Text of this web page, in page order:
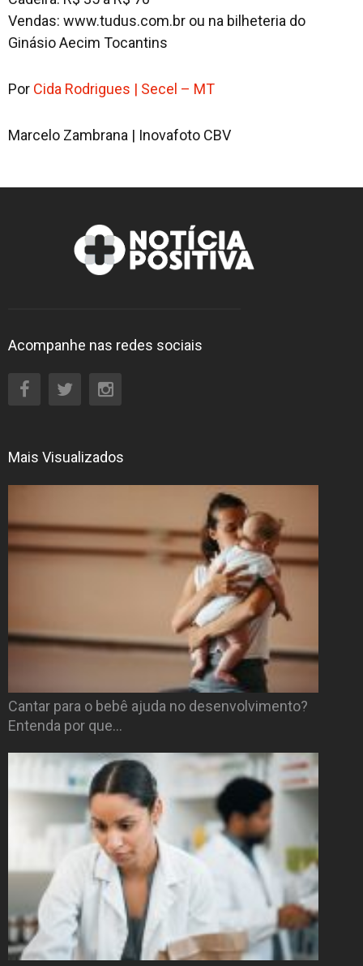
Vendas: www.tudus.com.br ou na bilheteria do
Ginásio Aecim Tocantins
Por Cida Rodrigues | Secel – MT
Marcelo Zambrana | Inovafoto CBV
Acompanhe nas redes sociais
Mais Visualizados
Cantar para o bebê ajuda no desenvolvimento?
Entenda por que…